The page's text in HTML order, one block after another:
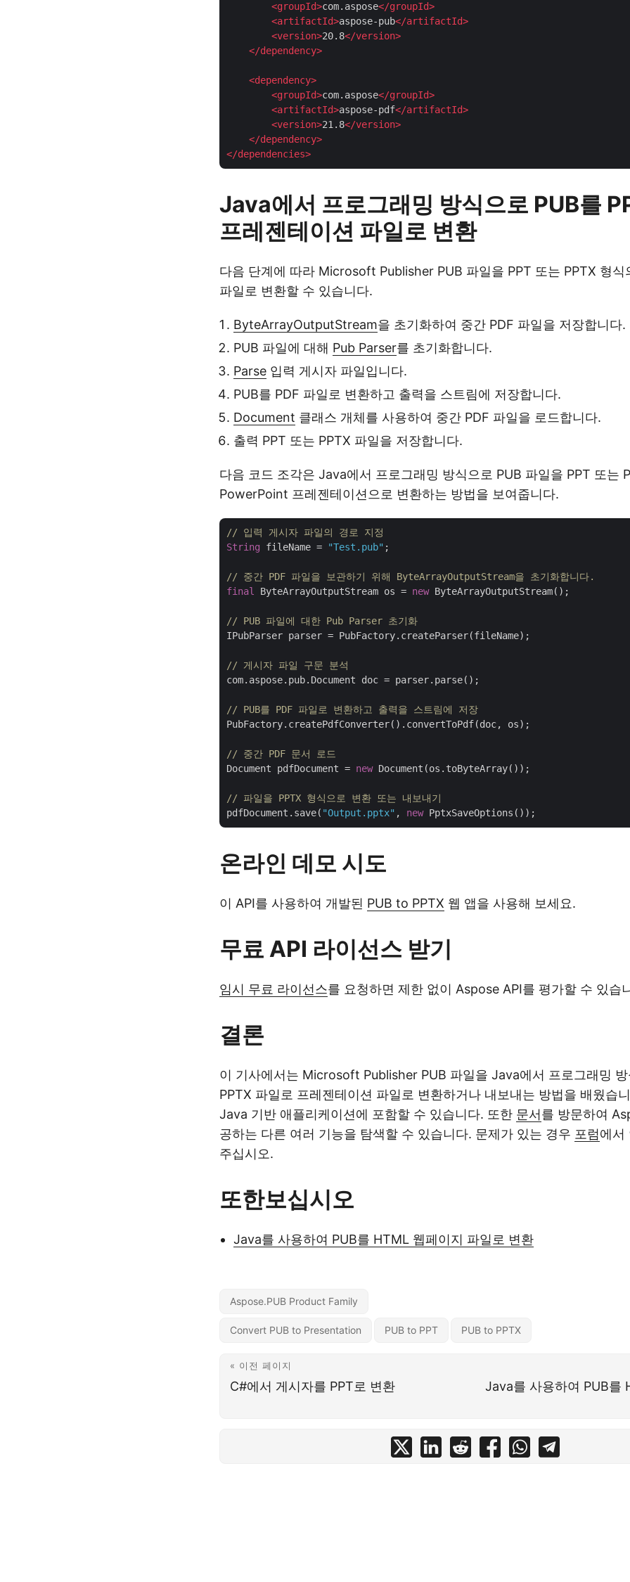
<groupId>com.aspose</groupId>
<artifactId>aspose-pub</artifactId>
<version>20.8</version>
</dependency>
<dependency>
<groupId>com.aspose</groupId>
<artifactId>aspose-pdf</artifactId>
<version>21.8</version>
</dependency>
</dependencies>
Java에서 프로그래밍 방식으로 PUB를
프레젠테이션 파일로 변환
다음 단계에 따라 Microsoft Publisher PUB 파일을 PPT 또는 PPTX 형식
파일로 변환할 수 있습니다.
ByteArrayOutputStream을 초기화하여 중간 PDF 파일을 저장합니다.
PUB 파일에 대해 Pub Parser를 초기화합니다.
Parse 입력 게시자 파일입니다.
PUB를 PDF 파일로 변환하고 출력을 스트림에 저장합니다.
Document 클래스 개체를 사용하여 중간 PDF 파일을 로드합니다.
출력 PPT 또는 PPTX 파일을 저장합니다.
다음 코드 조각은 Java에서 프로그래밍 방식으로 PUB 파일을 PPT 또는
PowerPoint 프레젠테이션으로 변환하는 방법을 보여줍니다.
// 입력 게시자 파일의 경로 지정
String fileName = "Test.pub" ;
// 중간 PDF 파일을 보관하기 위해 ByteArrayOutputStream을 초기화합니다.
final
ByteArrayOutputStream os = new ByteArrayOutputStream();
// PUB 파일에 대한 Pub Parser 초기화
IPubParser parser = PubFactory.createParser(fileName);
// 게시자 파일 구문 분석
com.aspose.pub.Document doc = parser.parse();
// PUB를 PDF 파일로 변환하고 출력을 스트림에 저장
PubFactory.createPdfConverter().convertToPdf(doc, os);
// 중간 PDF 문서 로드
Document pdfDocument = new Document(os.toByteArray());
// 파일을 PPTX 형식으로 변환 또는 내보내기
pdfDocument.save( "Output.pptx" , new
온라인 데모 시도
이 API를 사용하여 개발된 PUB to PPTX 웹 앱을 사용해 보세요.
무료 API 라이선스 받기
임시 무료 라이선스를 요청하면 제한 없이 Aspose API를 평가할 수 있습
결론
이 기사에서는 Microsoft Publisher PUB 파일을 Java에서 프로그래밍
PPTX 파일로 프레젠테이션 파일로 변환하거나 내보내는 방법을 배웠습
Java 기반 애플리케이션에 포함할 수 있습니다. 또한 문서를 방문하여
공하는 다른 여러 기능을 탐색할 수 있습니다. 문제가 있는 경우 포럼에서
주십시오.
또한보십시오
Java를 사용하여 PUB를 HTML 웹페이지 파일로 변환
Aspose.PUB Product Family
Convert PUB to Presentation PUB to PPT PUB to PPTX
« 이전 페이지
C#에서 게시자를 PPT로 변환 Java를 사용하여 PUB를